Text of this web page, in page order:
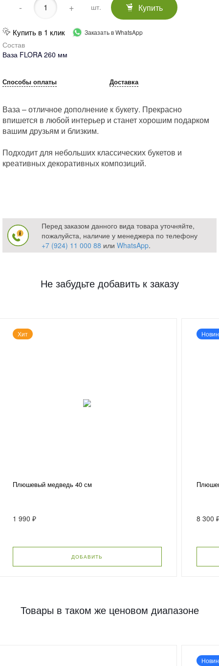
- + шт. Купить
Купить в 1 клик Заказать в WhatsApp
Состав
Ваза FLORA 260 мм
Способы оплаты Доставка
Ваза – отличное дополнение к букету. Прекрасно
впишется в любой интерьер и станет хорошим подарком
вашим друзьям и близким.
Подходит для небольших классических букетов и
креативных декоративных композиций.
Перед заказом данного вида товара уточняйте,
пожалуйста, наличие у менеджера по телефону
+7 (924) 11 000 88 или WhatsApp.
Не забудьте добавить к заказу
Хит
Плюшевый медведь 40 см
1 990 ₽
ДОБАВИТЬ
8 300
Товары в таком же ценовом диапазоне